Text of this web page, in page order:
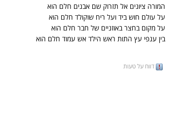
המורה ציונים אל תזרוק שם אבנים חלם הוא
על עולם חוש ביד ועל ריח שוקולד חלם הוא
על מקום בחצר באוזניים של חבר חלם הוא
בין ענפי עץ התות ראש הילד אש עמוד חלם הוא
דווח על טעות